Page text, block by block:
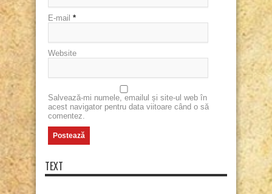
E-mail *
Website
Salvează-mi numele, emailul și site-ul web în
acest navigator pentru data viitoare când o să
comentez.
TEXT